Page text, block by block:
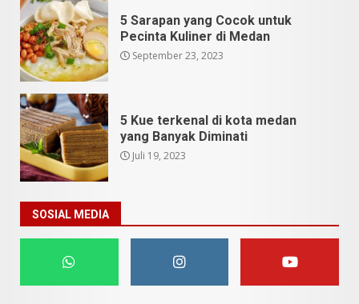
5 Sarapan yang Cocok untuk
Pecinta Kuliner di Medan
September 23, 2023
5 Kue terkenal di kota medan
yang Banyak Diminati
Juli 19, 2023
SOSIAL MEDIA